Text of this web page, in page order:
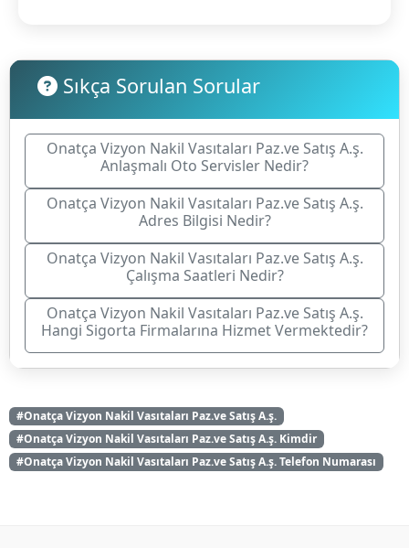
Sıkça Sorulan Sorular
Onatça Vizyon Nakil Vasıtaları Paz.ve Satış A.ş.
Anlaşmalı Oto Servisler Nedir?
Onatça Vizyon Nakil Vasıtaları Paz.ve Satış A.ş.
Adres Bilgisi Nedir?
Onatça Vizyon Nakil Vasıtaları Paz.ve Satış A.ş.
Çalışma Saatleri Nedir?
Onatça Vizyon Nakil Vasıtaları Paz.ve Satış A.ş.
Hangi Sigorta Firmalarına Hizmet Vermektedir?
#Onatça Vizyon Nakil Vasıtaları Paz.ve Satış A.ş.
#Onatça Vizyon Nakil Vasıtaları Paz.ve Satış A.ş. Kimdir
#Onatça Vizyon Nakil Vasıtaları Paz.ve Satış A.ş. Telefon Numarası